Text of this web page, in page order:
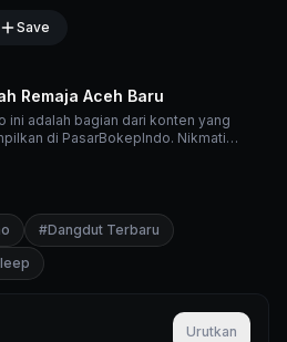
Save
Remaja Aceh Baru
ini adalah bagian dari konten yang
di PasarBokepIndo. Nikmati
#Dangdut Terbaru
Urutkan